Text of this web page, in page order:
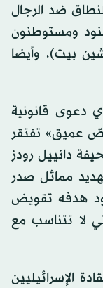
ضد الرجال
ومستوطنون
بيت)، وأيضا
دعوى قانونية
عميق» تفتقر
دانييل رودز
مماثل صدر
هدفه تقويض
لا تتناسب مع
الإسرائيليين